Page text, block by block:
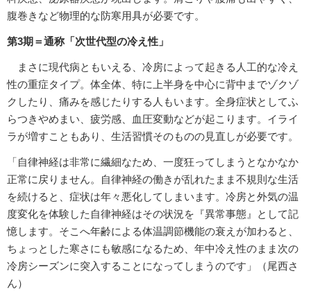
腹巻きなど物理的な防寒用具が必要です。
第3期＝通称「次世代型の冷え性」
まさに現代病ともいえる、冷房によって起きる人工的な冷え
性の重症タイプ。体全体、特に上半身を中心に背中までゾクゾ
クしたり、痛みを感じたりする人もいます。全身症状としてふ
らつきやめまい、疲労感、血圧変動などが起こります。イライ
ラが増すこともあり、生活習慣そのものの見直しが必要です。
「自律神経は非常に繊細なため、一度狂ってしまうとなかなか
正常に戻りません。自律神経の働きが乱れたまま不規則な生活
を続けると、症状は年々悪化してしまいます。冷房と外気の温
度変化を体験した自律神経はその状況を『異常事態』として記
憶します。そこへ年齢による体温調節機能の衰えが加わると、
ちょっとした寒さにも敏感になるため、年中冷え性のまま次の
冷房シーズンに突入することになってしまうのです」（尾西さ
ん）